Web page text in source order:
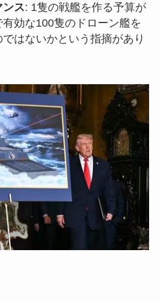
ンス: 1隻の戦艦を作る予算が
効な100隻のドローン艦を
はないかという指摘があり